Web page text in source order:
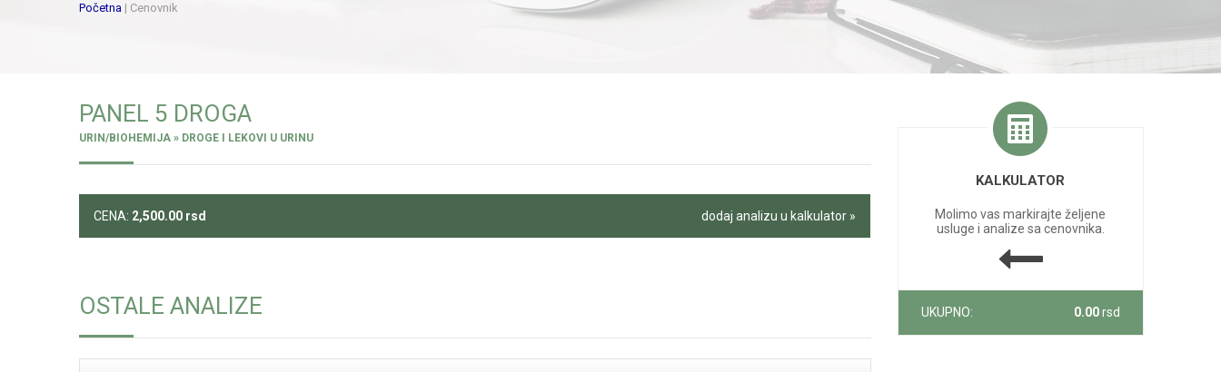
Početna | Cenovnik
PANEL 5 DROGA
URIN/BIOHEMIJA » DROGE I LEKOVI U URINU
CENA: 2,500.00 rsd dodaj analizu u kalkulator »
OSTALE ANALIZE
KALKULATOR
Molimo vas markirajte željene
usluge i analize sa cenovnika.
UKUPNO: 0.00rsd